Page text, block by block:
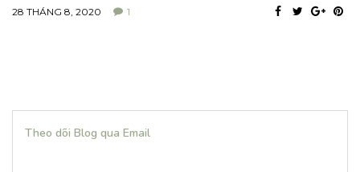
28 THÁNG 8, 2020 1
Theo dõi Blog qua Email